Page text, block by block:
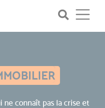
connaît pas la crise et